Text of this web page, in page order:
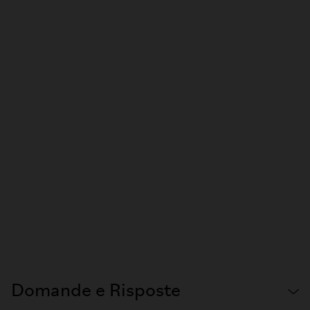
Domande e Risposte